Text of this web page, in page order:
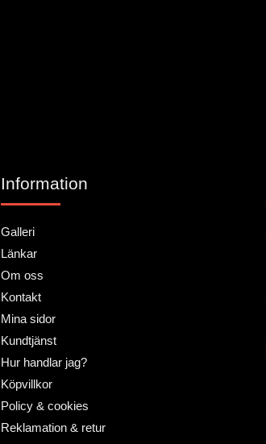
Information
Galleri
Länkar
Om oss
Kontakt
Mina sidor
Kundtjänst
Hur handlar jag?
Köpvillkor
Policy & cookies
Reklamation & retur